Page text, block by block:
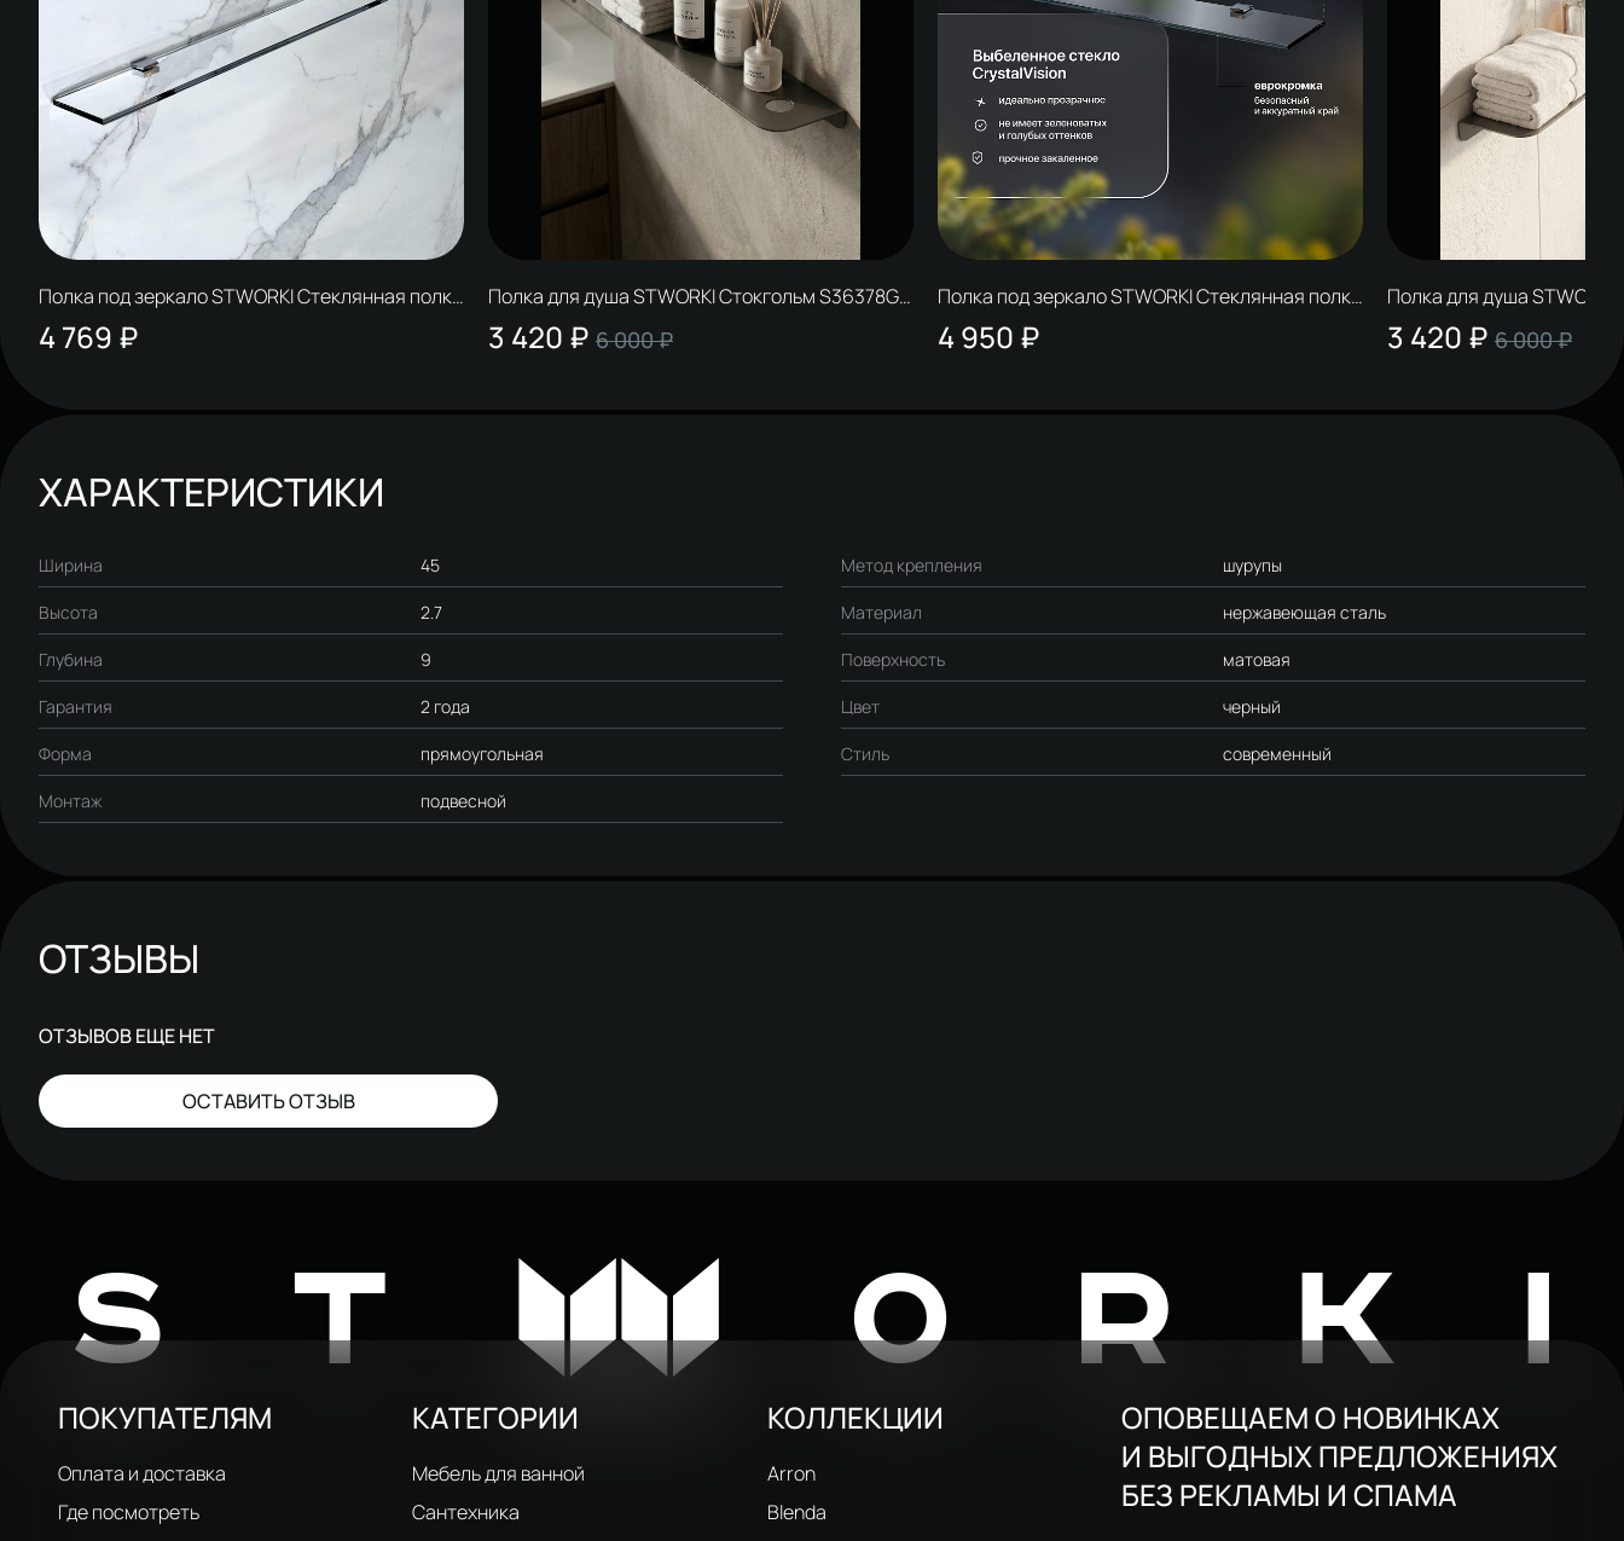
Полка под зеркало STWORKI Стеклянная полка
60 см, полкодержатели хром
4 769 ₽
Полка для душа STWORKI Стокгольм S36378GB
45 см, вороненая сталь
3 420 ₽ 6 000 ₽
Полка под зеркало STWORKI Стеклянная полка
70 см, полкодержатели хром
4 950 ₽
Полка для душа
45 см, вороненая сталь
3 420 ₽ 6 000 ₽
ХАРАКТЕРИСТИКИ
Ширина 45
Высота 2.7
Глубина 9
Гарантия 2 года
Форма прямоугольная
Монтаж подвесной
Метод крепления шурупы
Материал нержавеющая сталь
Поверхность матовая
Цвет черный
Стиль современный
ОТЗЫВЫ
ОТЗЫВОВ ЕЩЕ НЕТ
ОСТАВИТЬ ОТЗЫВ
STW
ПОКУПАТЕЛЯМ
Оплата и доставка
Где посмотреть
КАТЕГОРИИ
Мебель для ванной
Сантехника
КОЛЛЕКЦИИ
Arron
Blenda
ОПОВЕЩАЕМ О НОВИНКАХ
И ВЫГОДНЫХ ПРЕДЛОЖЕНИЯХ
БЕЗ РЕКЛАМЫ И СПАМА